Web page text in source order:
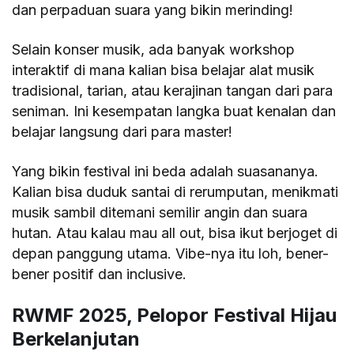
dan perpaduan suara yang bikin merinding!
Selain konser musik, ada banyak workshop
interaktif di mana kalian bisa belajar alat musik
tradisional, tarian, atau kerajinan tangan dari para
seniman. Ini kesempatan langka buat kenalan dan
belajar langsung dari para master!
Yang bikin festival ini beda adalah suasananya.
Kalian bisa duduk santai di rerumputan, menikmati
musik sambil ditemani semilir angin dan suara
hutan. Atau kalau mau all out, bisa ikut berjoget di
depan panggung utama. Vibe-nya itu loh, bener-
bener positif dan inclusive.
RWMF 2025, Pelopor Festival Hijau
Berkelanjutan